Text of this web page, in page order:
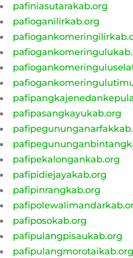
pafiniasutarakab.org
pafioganilirkab.org
pafipasangkayukab.org
pafipekalongankab.org
pafipidiejayakab.org
pafipinrangkab.org
pafiposokab.org
pafipulangpisaukab.org
pafipulangmorotaikab.org